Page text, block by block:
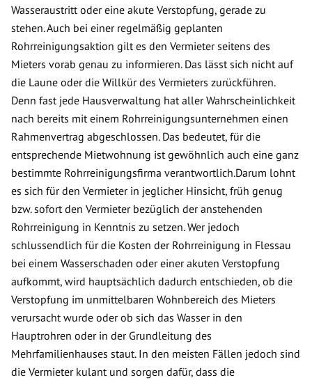
Wasseraustritt oder eine akute Verstopfung, gerade zu
stehen. Auch bei einer regelmäßig geplanten
Rohrreinigungsaktion gilt es den Vermieter seitens des
Mieters vorab genau zu informieren. Das lässt sich nicht auf
die Laune oder die Willkür des Vermieters zurückführen.
Denn fast jede Hausverwaltung hat aller Wahrscheinlichkeit
nach bereits mit einem Rohrreinigungsunternehmen einen
Rahmenvertrag abgeschlossen. Das bedeutet, für die
entsprechende Mietwohnung ist gewöhnlich auch eine ganz
bestimmte Rohrreinigungsfirma verantwortlich.Darum lohnt
es sich für den Vermieter in jeglicher Hinsicht, früh genug
bzw. sofort den Vermieter bezüglich der anstehenden
Rohrreinigung in Kenntnis zu setzen. Wer jedoch
schlussendlich für die Kosten der Rohrreinigung in Flessau
bei einem Wasserschaden oder einer akuten Verstopfung
aufkommt, wird hauptsächlich dadurch entschieden, ob die
Verstopfung im unmittelbaren Wohnbereich des Mieters
verursacht wurde oder ob sich das Wasser in den
Hauptrohren oder in der Grundleitung des
Mehrfamilienhauses staut. In den meisten Fällen jedoch sind
die Vermieter kulant und sorgen dafür, dass die